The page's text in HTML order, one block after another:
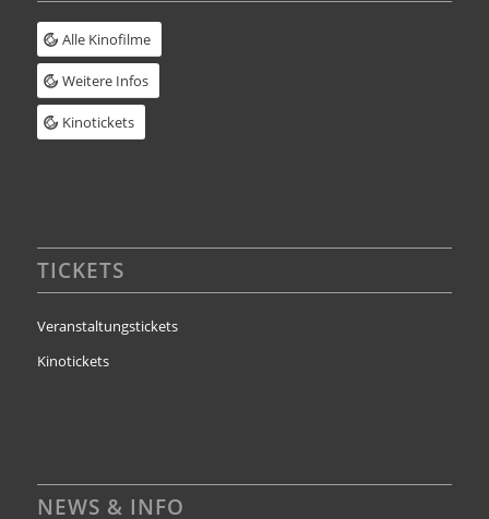
Alle Kinofilme
Weitere Infos
Kinotickets
TICKETS
Veranstaltungstickets
Kinotickets
NEWS & INFO